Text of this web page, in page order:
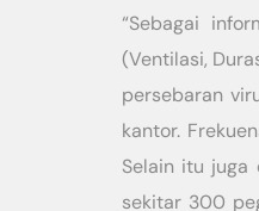
“Sebagai
(Ventilasi,
persebaran
kantor.
Selain itu juga
sekitar 300